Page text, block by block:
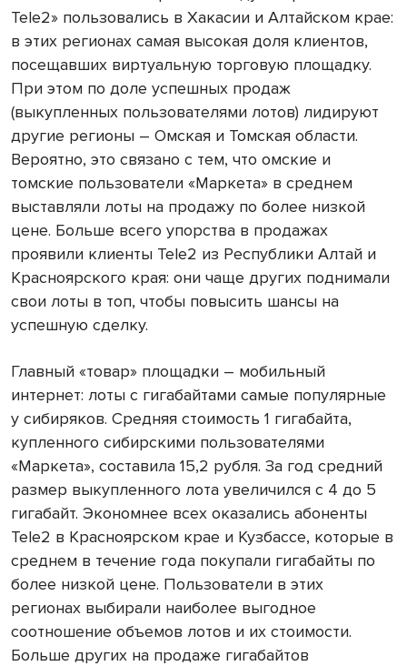
Tele2» пользовались в Хакасии и Алтайском крае:
в этих регионах самая высокая доля клиентов,
посещавших виртуальную торговую площадку.
При этом по доле успешных продаж
(выкупленных пользователями лотов) лидируют
другие регионы – Омская и Томская области.
Вероятно, это связано с тем, что омские и
томские пользователи «Маркета» в среднем
выставляли лоты на продажу по более низкой
цене. Больше всего упорства в продажах
проявили клиенты Tele2 из Республики Алтай и
Красноярского края: они чаще других поднимали
свои лоты в топ, чтобы повысить шансы на
успешную сделку.
Главный «товар» площадки – мобильный
интернет: лоты с гигабайтами самые популярные
у сибиряков. Средняя стоимость 1 гигабайта,
купленного сибирскими пользователями
«Маркета», составила 15,2 рубля. За год средний
размер выкупленного лота увеличился с 4 до 5
гигабайт. Экономнее всех оказались абоненты
Tele2 в Красноярском крае и Кузбассе, которые в
среднем в течение года покупали гигабайты по
более низкой цене. Пользователи в этих
регионах выбирали наиболее выгодное
соотношение объемов лотов и их стоимости.
Больше других на продаже гигабайтов